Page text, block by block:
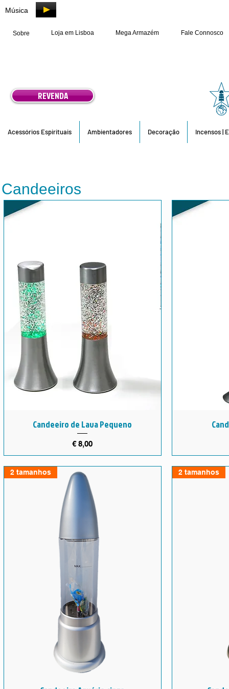
Música
Sobre Loja em Lisboa Mega Armazém Fale Connosco
REVENDA
Acessórios Espirituais Ambientadores Decoração Incensos |
Candeeiros
Candeeiro de Lava Pequeno
Preço
€ 8,00
2 tamanhos 2 tamanhos